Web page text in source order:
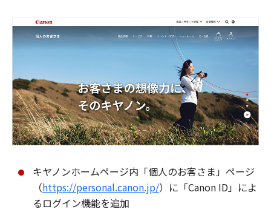
キヤノンホームページ内「個人のお客さま」ページ
（https://personal.canon.jp/）に「Canon ID」によ
るログイン機能を追加